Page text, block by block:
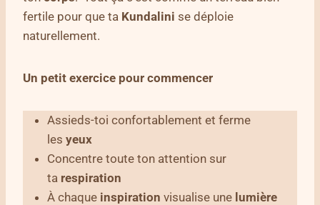
fertile pour que ta Kundalini se déploie
naturellement.
Un petit exercice pour commencer
Assieds-toi confortablement et ferme
les yeux
Concentre toute ton attention sur
ta respiration
À chaque inspiration visualise une lumière